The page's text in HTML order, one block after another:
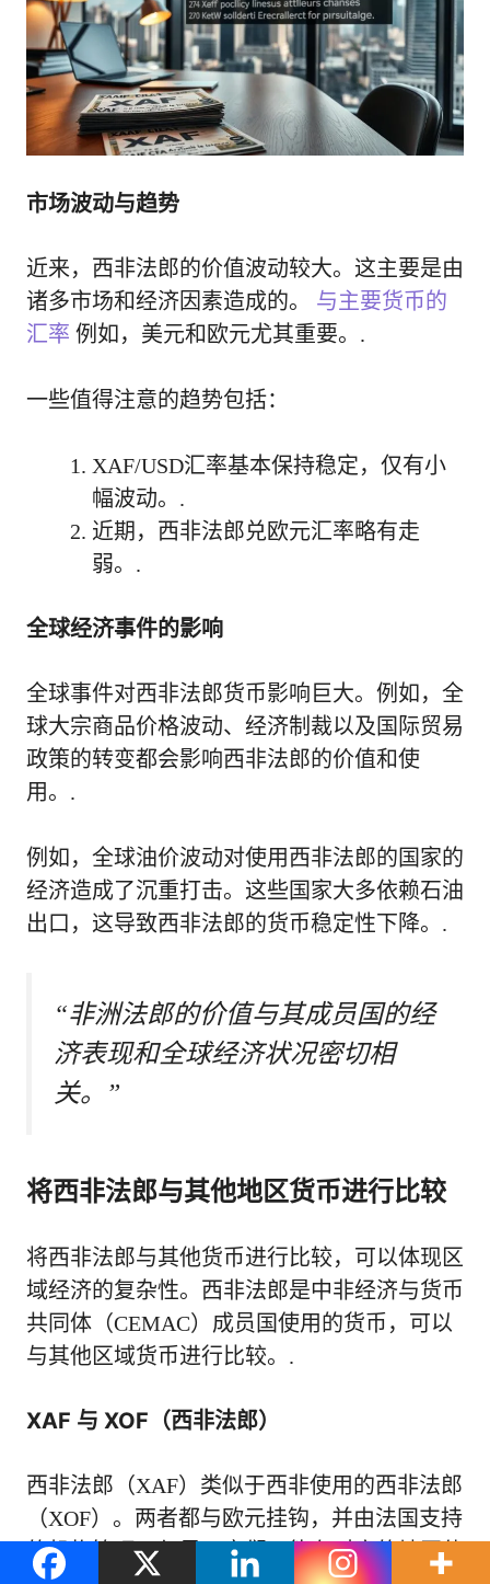
市场波动与趋势
近来，西非法郎的价值波动较大。这主要是由
诸多市场和经济因素造成的。 与主要货币的
汇率 例如，美元和欧元尤其重要。.
一些值得注意的趋势包括：
XAF/USD汇率基本保持稳定，仅有小
幅波动。.
近期，西非法郎兑欧元汇率略有走
弱。.
全球经济事件的影响
全球事件对西非法郎货币影响巨大。例如，全
球大宗商品价格波动、经济制裁以及国际贸易
政策的转变都会影响西非法郎的价值和使
用。.
例如，全球油价波动对使用西非法郎的国家的
经济造成了沉重打击。这些国家大多依赖石油
出口，这导致西非法郎的货币稳定性下降。.
“非洲法郎的价值与其成员国的经
济表现和全球经济状况密切相
关。”
将西非法郎与其他地区货币进行比较
将西非法郎与其他货币进行比较，可以体现区
域经济的复杂性。西非法郎是中非经济与货币
共同体（CEMAC）成员国使用的货币，可以
与其他区域货币进行比较。.
XAF 与 XOF（西非法郎）
西非法郎（XAF）类似于西非使用的西非法郎
（XOF）。两者都与欧元挂钩，并由法国支持
的机构管理。但是，它们不能在对方的地区使